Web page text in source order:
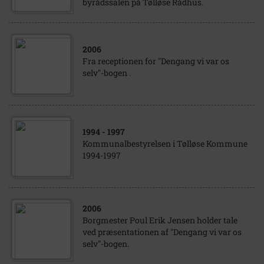
2006
Fra receptionen for "Dengang vi var os
selv"-bogen .
1994 - 1997
Kommunalbestyrelsen i Tølløse Kommune
1994-1997
2006
Borgmester Poul Erik Jensen holder tale
ved præsentationen af "Dengang vi var os
selv"-bogen.